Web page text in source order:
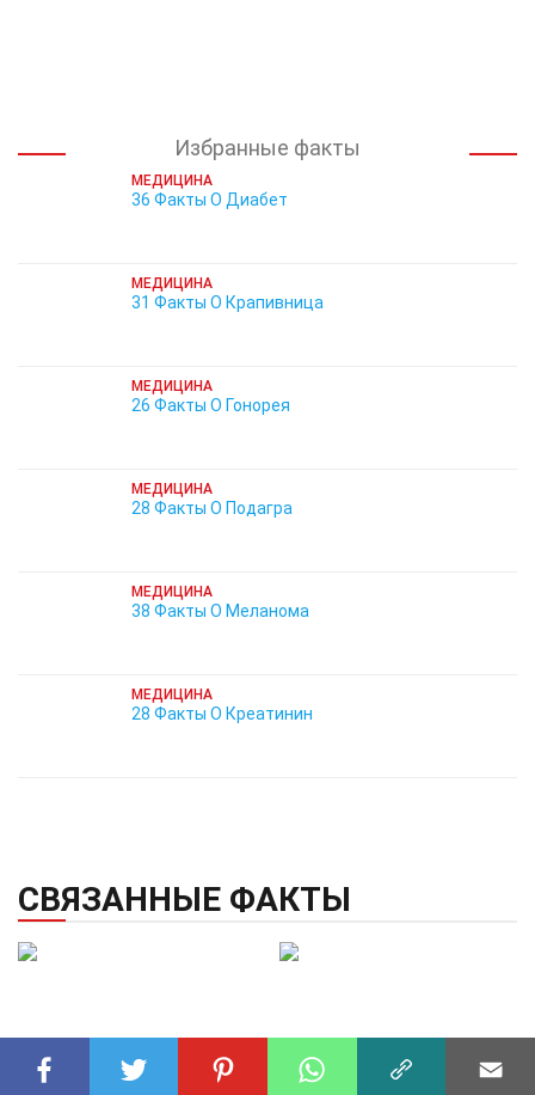
Избранные факты
МЕДИЦИНА
36 Факты О Диабет
МЕДИЦИНА
31 Факты О Крапивница
МЕДИЦИНА
26 Факты О Гонорея
МЕДИЦИНА
28 Факты О Подагра
МЕДИЦИНА
38 Факты О Меланома
МЕДИЦИНА
28 Факты О Креатинин
СВЯЗАННЫЕ ФАКТЫ